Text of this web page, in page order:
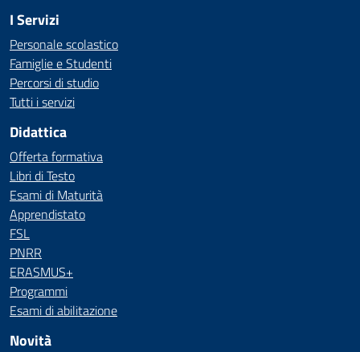
I Servizi
Personale scolastico
Famiglie e Studenti
Percorsi di studio
Tutti i servizi
Didattica
Offerta formativa
Libri di Testo
Esami di Maturità
Apprendistato
FSL
PNRR
ERASMUS+
Programmi
Esami di abilitazione
Novità